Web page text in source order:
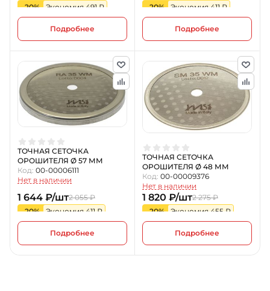
-20%
Экономия 491 ₽
Подробнее
-20%
Экономия 411 ₽
Подробнее
ТОЧНАЯ СЕТОЧКА
ОРОШИТЕЛЯ Ø 57 ММ
Код: 00-00006111
Нет в наличии
1 644 ₽/шт2 055 ₽
-20%
Экономия 411 ₽
Подробнее
ТОЧНАЯ СЕТОЧКА
ОРОШИТЕЛЯ Ø 48 ММ
Код: 00-00009376
Нет в наличии
1 820 ₽/шт2 275 ₽
-20%
Экономия 455 ₽
Подробнее